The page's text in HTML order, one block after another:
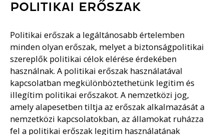
POLITIKAI ERŐSZAK
Politikai erőszak a legáltánosabb értelemben
minden olyan erőszak, melyet a biztonságpolitikai
szereplők politikai célok elérése érdekében
használnak. A politikai erőszak használatával
kapcsolatban megkülönböztethetünk legitim és
illegítim politikai erőszakot. A nemzetközi jog,
amely alapesetben tiltja az erőszak alkalmazását a
nemzetközi kapcsolatokban, az államokat ruházza
fel a politikai erőszak legitim használatának